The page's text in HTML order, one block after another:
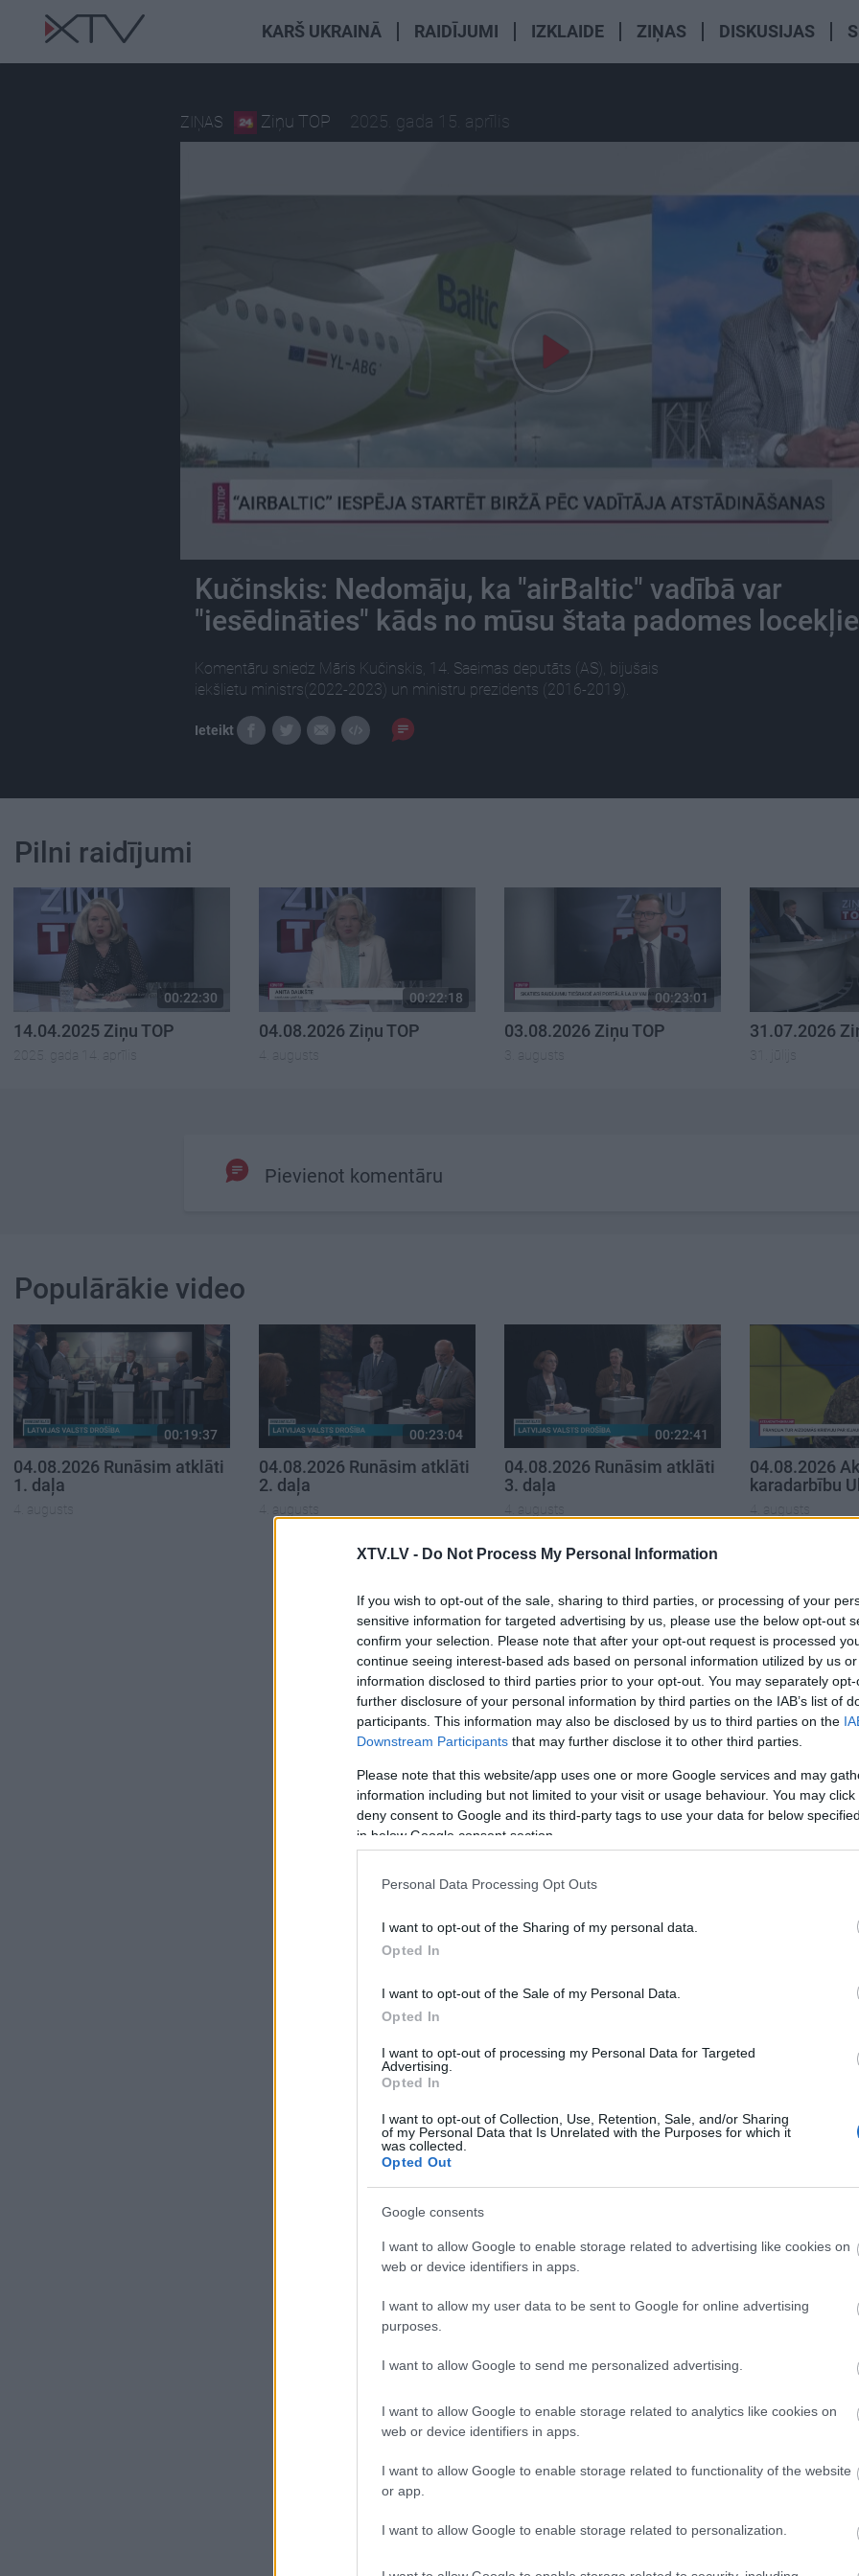
XTV.LV - Do Not Process My Personal Information
If you wish to opt-out of the sale, sharing to third parties, or processing of your
sensitive information for targeted advertising by us, please use the below opt-out
confirm your selection. Please note that after your opt-out request is processed
continue seeing interest-based ads based on personal information utilized by us
information disclosed to third parties prior to your opt-out. You may separately
further disclosure of your personal information by third parties on the IAB’s list of
participants. This information may also be disclosed by us to third parties on the
Downstream Participants that may further disclose it to other third parties.
Please note that this website/app uses one or more Google services and may
information including but not limited to your visit or usage behaviour. You may
deny consent to Google and its third-party tags to use your data for below
in below Google consent section.
Personal Data Processing Opt Outs
I want to opt-out of the Sharing of my personal data.
Opted In
I want to opt-out of the Sale of my Personal Data.
Opted In
I want to opt-out of processing my Personal Data for Targeted
Advertising.
Opted In
I want to opt-out of Collection, Use, Retention, Sale, and/or Sharing
of my Personal Data that Is Unrelated with the Purposes for which it
was collected.
Opted Out
Google consents
I want to allow Google to enable storage related to advertising like cookies on
web or device identifiers in apps.
I want to allow my user data to be sent to Google for online advertising
purposes.
I want to allow Google to send me personalized advertising.
I want to allow Google to enable storage related to analytics like cookies on
web or device identifiers in apps.
I want to allow Google to enable storage related to functionality of the website
or app.
I want to allow Google to enable storage related to personalization.
KARŠ UKRAINĀ RAIDĪJUMI IZKLAIDE ZIŅAS DISKUSIJAS
ZIŅAS Ziņu TOP 2025. gada 15. aprīlis
Kučinskis: Nedomāju, ka "airBaltic" vadībā var
"iesēdināties" kāds no mūsu štata padomes
Komentāru sniedz Māris Kučinskis, 14. Saeimas deputāts (AS), bijušais
iekšlietu ministrs(2022-2023) un ministru prezidents (2016-2019).
Ieteikt
Pilni raidījumi
00:22:30
14.04.2025 Ziņu TOP
2025. gada 14. aprīlis
00:22:18
04.08.2026 Ziņu TOP
4. augusts
00:23:01
03.08.2026 Ziņu TOP
3. augusts
31.07.2026
31. jūlijs
Pievienot komentāru
Populārākie video
00:19:37
04.08.2026 Runāsim atklāti
1. daļa
4. augusts
00:23:04
04.08.2026 Runāsim atklāti
2. daļa
4. augusts
00:22:41
04.08.2026 Runāsim atklāti
3. daļa
4. augusts
04.08.2026
karadarbību
4. augusts